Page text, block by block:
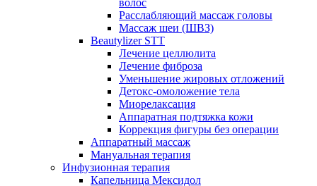
волос
Расслабляющий массаж головы
Массаж шеи (ШВЗ)
Beautylizer STT
Лечение целлюлита
Лечение фиброза
Уменьшение жировых отложений
Детокс-омоложение тела
Миорелаксация
Аппаратная подтяжка кожи
Коррекция фигуры без операции
Аппаратный массаж
Мануальная терапия
Инфузионная терапия
Капельница Мексидол